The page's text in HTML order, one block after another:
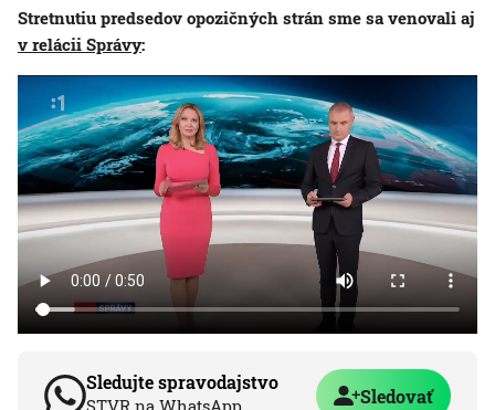
Stretnutiu predsedov opozičných strán sme sa venovali aj
v relácii Správy:
Sledujte spravodajstvo
Sledovať